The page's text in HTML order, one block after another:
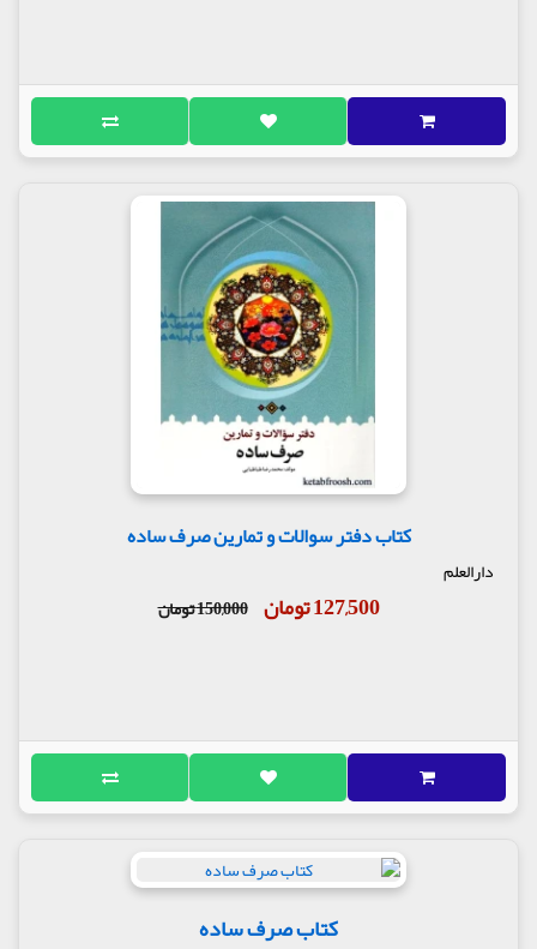
کتاب دفتر سوالات و تمارین صرف ساده
دارالعلم
127,500 تومان 150,000 تومان
کتاب صرف ساده